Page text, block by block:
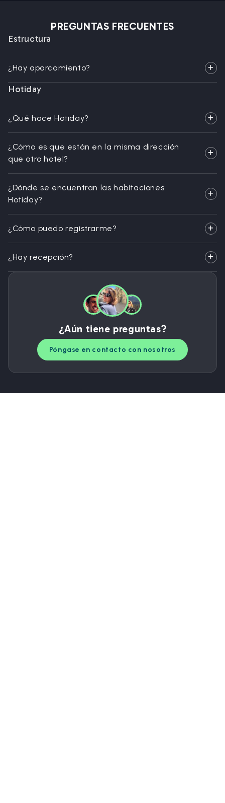
PREGUNTAS FRECUENTES
Estructura
¿Hay aparcamiento?
Hotiday
¿Qué hace Hotiday?
¿Cómo es que están en la misma dirección
que otro hotel?
¿Dónde se encuentran las habitaciones
Hotiday?
¿Cómo puedo registrarme?
¿Hay recepción?
¿Aún tiene preguntas?
Póngase en contacto con nosotros